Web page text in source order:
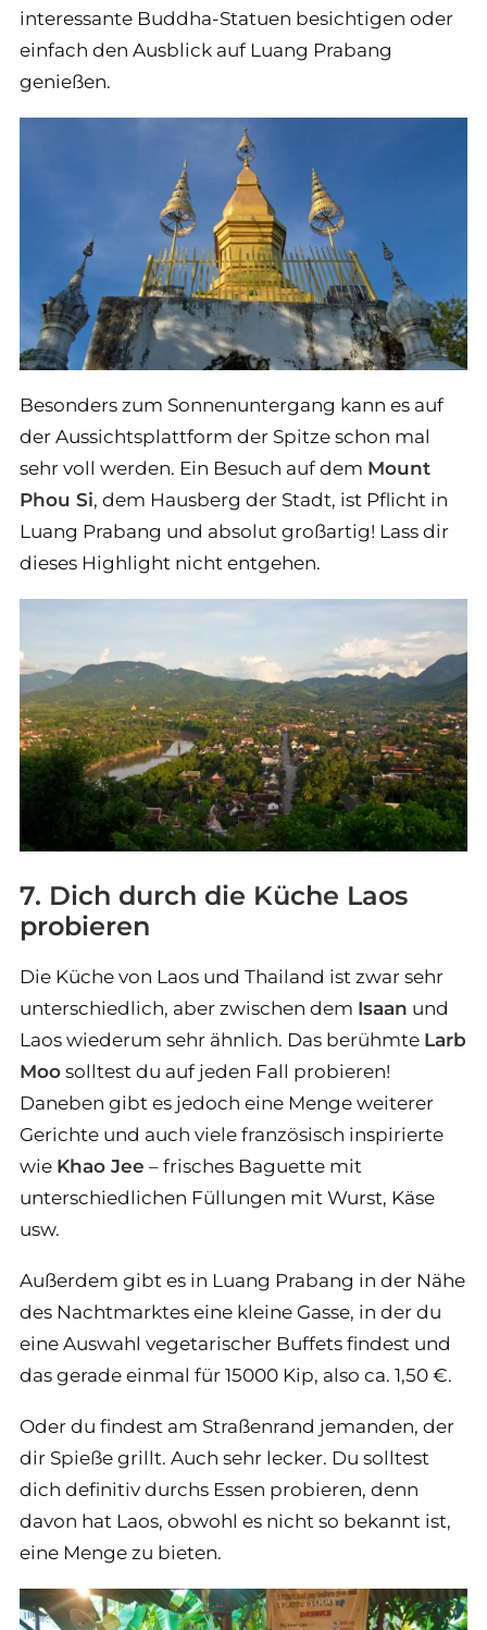
interessante Buddha-Statuen besichtigen oder
einfach den Ausblick auf Luang Prabang
genießen.
Besonders zum Sonnenuntergang kann es auf
der Aussichtsplattform der Spitze schon mal
sehr voll werden. Ein Besuch auf dem Mount
Phou Si, dem Hausberg der Stadt, ist Pflicht in
Luang Prabang und absolut großartig! Lass dir
dieses Highlight nicht entgehen.
7. Dich durch die Küche Laos
probieren
Die Küche von Laos und Thailand ist zwar sehr
unterschiedlich, aber zwischen dem Isaan und
Laos wiederum sehr ähnlich. Das berühmte Larb
Moo solltest du auf jeden Fall probieren!
Daneben gibt es jedoch eine Menge weiterer
Gerichte und auch viele französisch inspirierte
wie Khao Jee – frisches Baguette mit
unterschiedlichen Füllungen mit Wurst, Käse
usw.
Außerdem gibt es in Luang Prabang in der Nähe
des Nachtmarktes eine kleine Gasse, in der du
eine Auswahl vegetarischer Buffets findest und
das gerade einmal für 15000 Kip, also ca. 1,50 €.
Oder du findest am Straßenrand jemanden, der
dir Spieße grillt. Auch sehr lecker. Du solltest
dich definitiv durchs Essen probieren, denn
davon hat Laos, obwohl es nicht so bekannt ist,
eine Menge zu bieten.